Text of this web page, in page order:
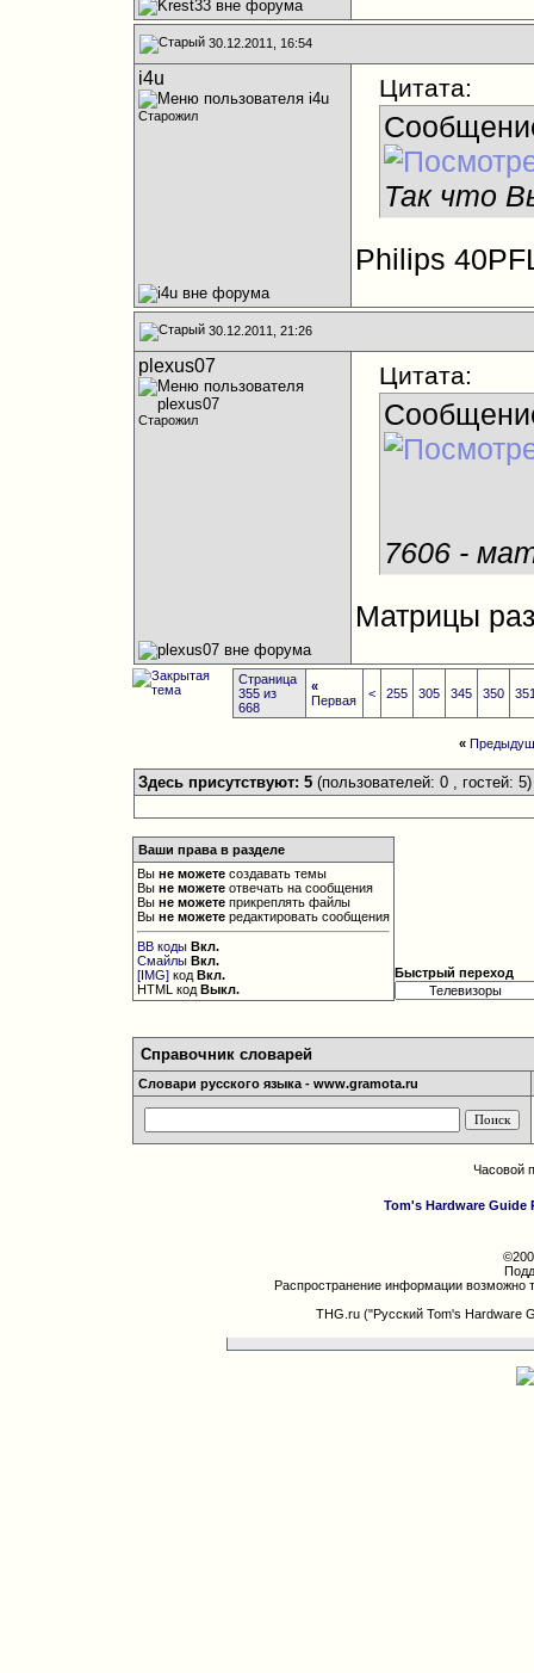
30.12.2011, 16:54
i4u
Старожил
Цитата:
Так что
Philips
30.12.2011, 21:26
plexus07
Старожил
Цитата:
7606 -
Матрицы
Страница
355 из
668
«
Первая
< 255 305 345 350
«
Здесь присутствуют: 5 (пользователей: 0 , гостей: 5)
Ваши права в разделе
Выне можете создавать темы
Выне можете отвечать на сообщения
Выне можете прикреплять файлы
Выне можете редактировать сообщения
BB коды Вкл.
Смайлы Вкл.
[IMG] кодВкл.
HTML кодВыкл.
Быстрый переход
Справочник словарей
Словари русского языка - www.gramota.ru
Часовой
Tom's Hardware Guide
Распространение информации возможно
THG.ru ("Русский Tom's Hardware